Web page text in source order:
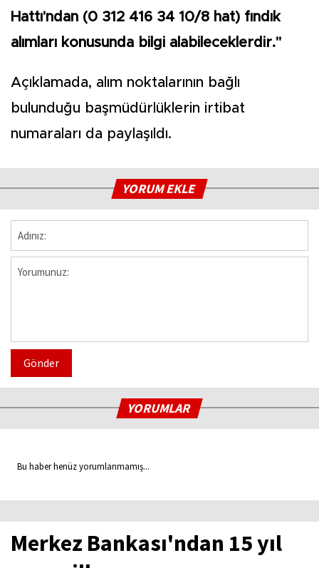
Hattı'ndan (0 312 416 34 10/8 hat) fındık
alımları konusunda bilgi alabileceklerdir."
Açıklamada, alım noktalarının bağlı
bulunduğu başmüdürlüklerin irtibat
numaraları da paylaşıldı.
YORUM EKLE
Gönder
YORUMLAR
Bu haber henüz yorumlanmamış...
Merkez Bankası'ndan 15 yıl